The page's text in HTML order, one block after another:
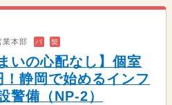
業本部 バ 契
いの心配なし】個室
！静岡で始めるインフ
警備（NP-2）